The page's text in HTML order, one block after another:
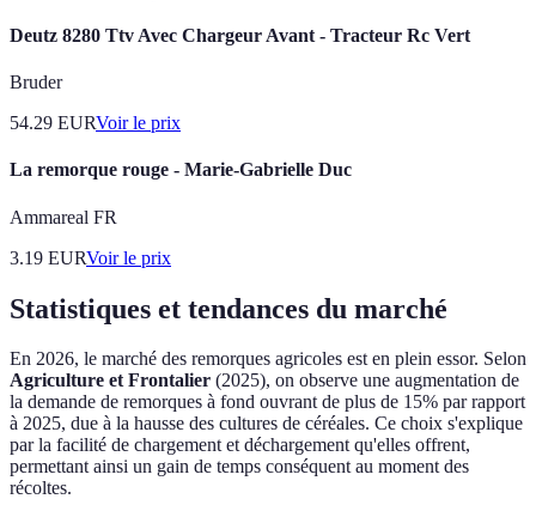
Deutz 8280 Ttv Avec Chargeur Avant - Tracteur Rc Vert
Bruder
54.29 EURVoir le prix
La remorque rouge - Marie-Gabrielle Duc
Ammareal FR
3.19 EURVoir le prix
Statistiques et tendances du marché
En 2026, le marché des remorques agricoles est en plein essor. Selon
Agriculture et Frontalier (2025), on observe une augmentation de
la demande de remorques à fond ouvrant de plus de 15% par rapport
à 2025, due à la hausse des cultures de céréales. Ce choix s'explique
par la facilité de chargement et déchargement qu'elles offrent,
permettant ainsi un gain de temps conséquent au moment des
récoltes.